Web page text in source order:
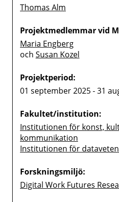
Thomas Alm
Projektmedlemmar vid
Maria Engberg
och Susan Kozel
Projektperiod:
01 september 2025 - 31
Fakultet/institution:
Institutionen för konst,
kommunikation
Institutionen för
Forskningsmiljö:
Digital Work Futures